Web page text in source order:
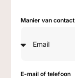
Manier van contact
E-mail of telefoon